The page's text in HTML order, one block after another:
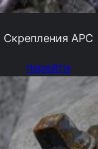
Скрепления АРС
перейти